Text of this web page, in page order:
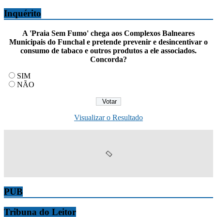
Inquérito
A 'Praia Sem Fumo' chega aos Complexos Balneares
Municipais do Funchal e pretende prevenir e desincentivar o
consumo de tabaco e outros produtos a ele associados.
Concorda?
SIM
NÃO
Visualizar o Resultado
PUB
Tribuna do Leitor